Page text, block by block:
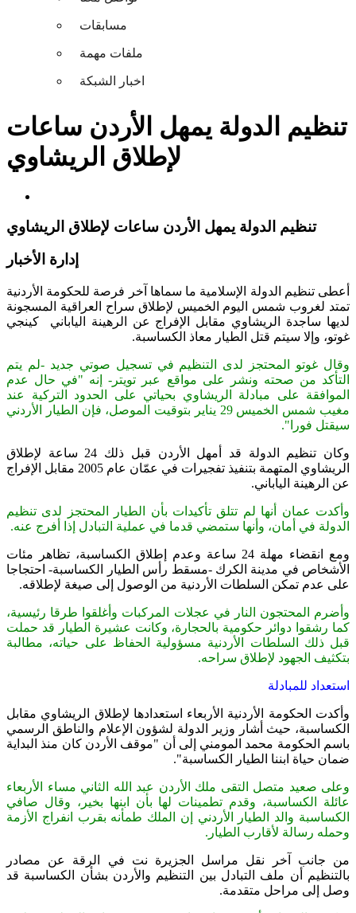
مسابقات
ملفات مهمة
اخبار الشبكة
تنظيم الدولة يمهل الأردن ساعات
لإطلاق الريشاوي
تنظيم الدولة يمهل الأردن ساعات لإطلاق الريشاوي
إدارة الأخبار
أعطى تنظيم الدولة الإسلامية ما سماها آخر فرصة للحكومة الأردنية
تمتد لغروب شمس اليوم الخميس لإطلاق سراح العراقية المسجونة
لديها ساجدة الريشاوي مقابل الإفراج عن الرهينة الياباني كينجي
غوتو، وإلا سيتم قتل الطيار معاذ الكساسبة.
وقال غوتو المحتجز لدى التنظيم في تسجيل صوتي جديد -لم يتم
التأكد من صحته ونشر على مواقع عبر تويتر- إنه "في حال عدم
الموافقة على مبادلة الريشاوي بحياتي على الحدود التركية عند
مغيب شمس الخميس 29 يناير بتوقيت الموصل، فإن الطيار الأردني
سيقتل فورا".
وكان تنظيم الدولة قد أمهل الأردن قبل ذلك 24 ساعة لإطلاق
الريشاوي المتهمة بتنفيذ تفجيرات في عمّان عام 2005 مقابل الإفراج
عن الرهينة الياباني.
وأكدت عمان أنها لم تتلق تأكيدات بأن الطيار المحتجز لدى تنظيم
الدولة في أمان، وأنها ستمضي قدما في عملية التبادل إذا أفرج عنه.
ومع انقضاء مهلة 24 ساعة وعدم إطلاق الكساسبة، تظاهر مئات
الأشخاص في مدينة الكرك -مسقط رأس الطيار الكساسبة- احتجاجا
على عدم تمكن السلطات الأردنية من الوصول إلى صيغة لإطلاقه.
وأضرم المحتجون النار في عجلات المركبات وأغلقوا طرقا رئيسية،
كما رشقوا دوائر حكومية بالحجارة، وكانت عشيرة الطيار قد حملت
قبل ذلك السلطات الأردنية مسؤولية الحفاظ على حياته، مطالبة
بتكثيف الجهود لإطلاق سراحه.
استعداد للمبادلة
وأكدت الحكومة الأردنية الأربعاء استعدادها لإطلاق الريشاوي مقابل
الكساسبة، حيث أشار وزير الدولة لشؤون الإعلام والناطق الرسمي
باسم الحكومة محمد المومني إلى أن "موقف الأردن كان منذ البداية
ضمان حياة ابننا الطيار الكساسبة".
وعلى صعيد متصل التقى ملك الأردن عبد الله الثاني مساء الأربعاء
عائلة الكساسبة، وقدم تطمينات لها بأن ابنها بخير، وقال صافي
الكساسبة والد الطيار الأردني إن الملك طمأنه بقرب انفراج الأزمة
وحمله رسالة لأقارب الطيار.
من جانب آخر نقل مراسل الجزيرة نت في الرقة عن مصادر
بالتنظيم أن ملف التبادل بين التنظيم والأردن بشأن الكساسبة قد
وصل إلى مراحل متقدمة.